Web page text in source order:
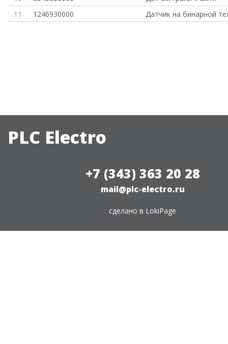
11
1246930000 Датчик на бинарной
PLC Electro
+7 (343) 363 20 28
mail@plc-electro.ru
сделано в LokiPage